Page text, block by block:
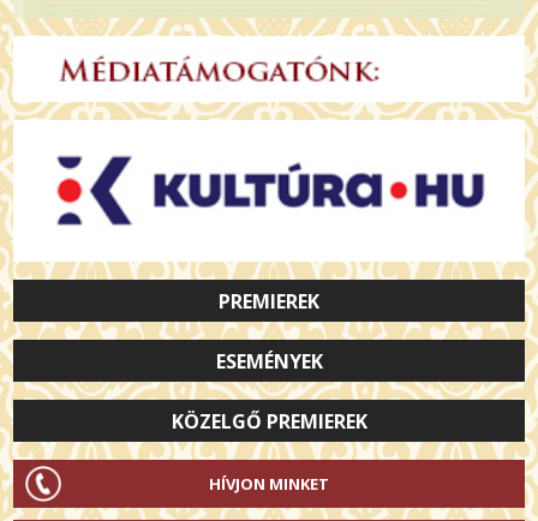
PREMIEREK
ESEMÉNYEK
KÖZELGŐ PREMIEREK
HÍVJON MINKET